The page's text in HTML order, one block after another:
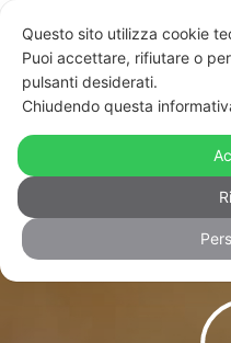
“Dalla
storie
Questo sito utilizza cookie
Puoi accettare, rifiutare o
pulsanti desiderati.
Chiudendo questa